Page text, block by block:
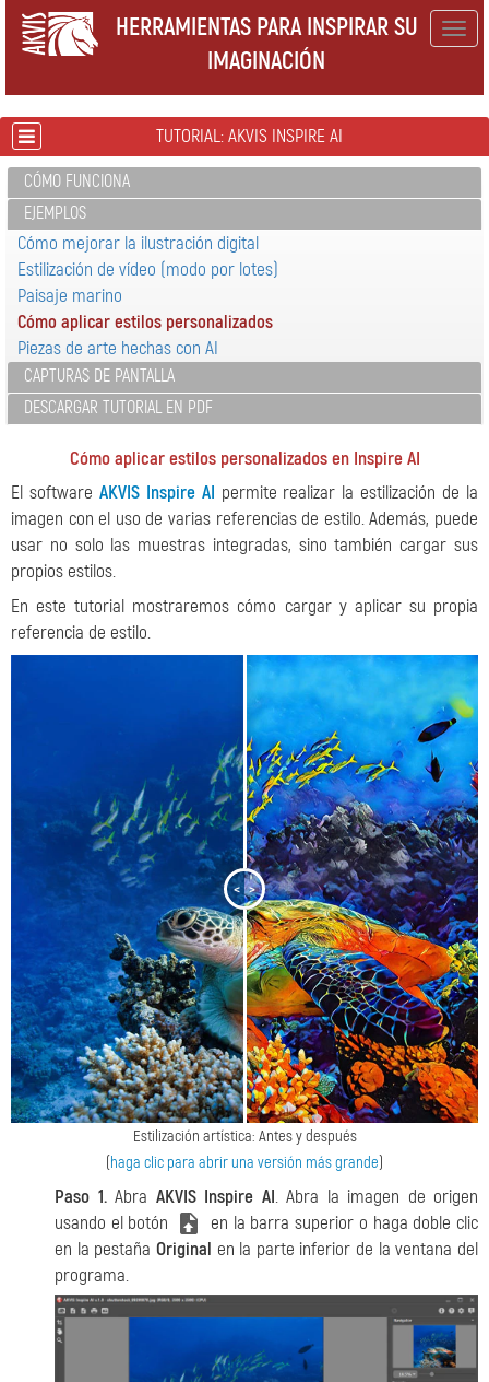
HERRAMIENTAS PARA INSPIRAR SU
IMAGINACIÓN
TUTORIAL: AKVIS INSPIRE AI
CÓMO FUNCIONA
EJEMPLOS
Cómo mejorar la ilustración digital
Estilización de vídeo (modo por lotes)
Paisaje marino
Cómo aplicar estilos personalizados
Piezas de arte hechas con AI
CAPTURAS DE PANTALLA
DESCARGAR TUTORIAL EN PDF
Cómo aplicar estilos personalizados en Inspire AI
El software AKVIS Inspire AI permite realizar la estilización de la
imagen con el uso de varias referencias de estilo. Además, puede
usar no solo las muestras integradas, sino también cargar sus
propios estilos.
En este tutorial mostraremos cómo cargar y aplicar su propia
referencia de estilo.
< >
Estilización artística: Antes y después
(haga clic para abrir una versión más grande)
Paso 1.Abra AKVIS Inspire AI. Abra la imagen de origen
usando el botón
en la barra superior o haga doble clic
en la pestaña Original en la parte inferior de la ventana del
programa.